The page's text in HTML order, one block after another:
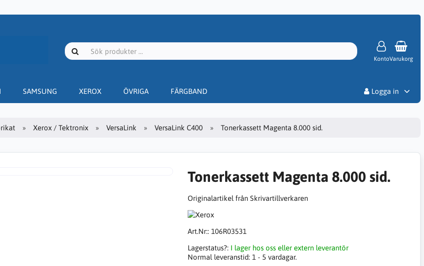
KontoVarukorg
SAMSUNG XEROX ÖVRIGA FÄRGBAND
Logga in
Xerox / Tektronix VersaLink VersaLink C400 Tonerkassett Magenta 8.000 sid.
Tonerkassett Magenta 8.000 sid.
Originalartikel från Skrivartillverkaren
Art.Nr:: 106R03531
Lagerstatus?: I lager hos oss eller extern leverantör
Normal leveranstid: 1 - 5 vardagar.